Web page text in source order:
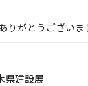
りがとうございま
建設展」